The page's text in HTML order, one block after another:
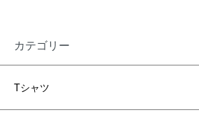
カテゴリー
Tシャツ